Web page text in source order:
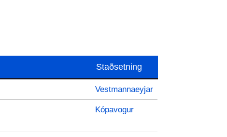
Staðsetning
Vestmannaeyjar
Kópavogur